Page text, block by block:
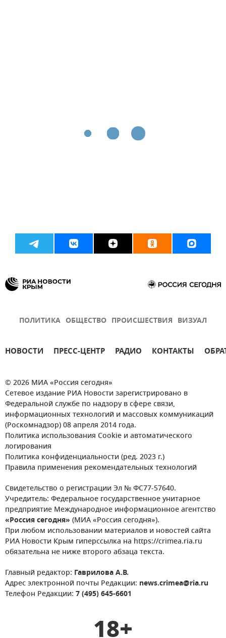
ПОЛИТИКА ОБЩЕСТВО ПРОИСШЕСТВИЯ ВИЗУАЛ
НОВОСТИ ПРЕСС-ЦЕНТР РАДИО КОНТАКТЫ
© 2026 МИА «Россия сегодня»
Сетевое издание РИА Новости зарегистрировано в
Федеральной службе по надзору в сфере связи,
информационных технологий и массовых коммуникаций
(Роскомнадзор) 08 апреля 2014 года.
Политика использования Cookie и автоматического
логирования
Политика конфиденциальности (ред. 2023 г.)
Правила применения рекомендательных технологий
Свидетельство о регистрации Эл № ФС77-57640.
Учредитель: Федеральное государственное унитарное
предприятие Международное информационное агентство
«Россия сегодня» (МИА «Россия сегодня»).
При любом использовании материалов и новостей сайта
РИА Новости Крым гиперссылка на https://crimea.ria.ru
обязательна не ниже второго абзаца текста.
Главный редактор: Гаврилова А.В.
Адрес электронной почты Редакции: news.crimea@ria.ru
Телефон Редакции: 7 (495) 645-6601